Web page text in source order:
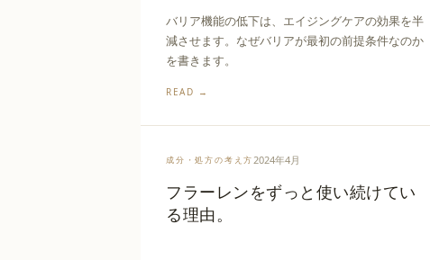
バリア機能の低下は、エイジングケアの効果を半
減させます。なぜバリアが最初の前提条件なのか
を書きます。
READ →
成分・処方の考え方2024年4月
フラーレンをずっと使い続けてい
る理由。